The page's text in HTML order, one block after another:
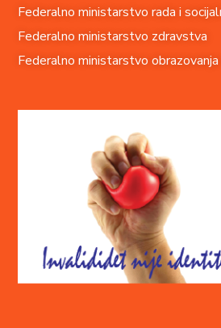
Federalno ministarstvo rada i
Federalno ministarstvo zdravstva
Federalno ministarstvo obrazovanja